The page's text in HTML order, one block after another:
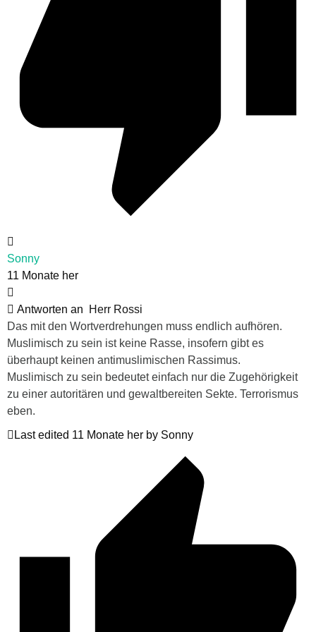
Sonny
11 Monate her
Antworten an
Herr Rossi
Das mit den Wortverdrehungen muss endlich aufhören.
Muslimisch zu sein ist keine Rasse, insofern gibt es
überhaupt keinen antimuslimischen Rassimus.
Muslimisch zu sein bedeutet einfach nur die Zugehörigkeit
zu einer autoritären und gewaltbereiten Sekte. Terrorismus
eben.
Last edited 11 Monate her by Sonny